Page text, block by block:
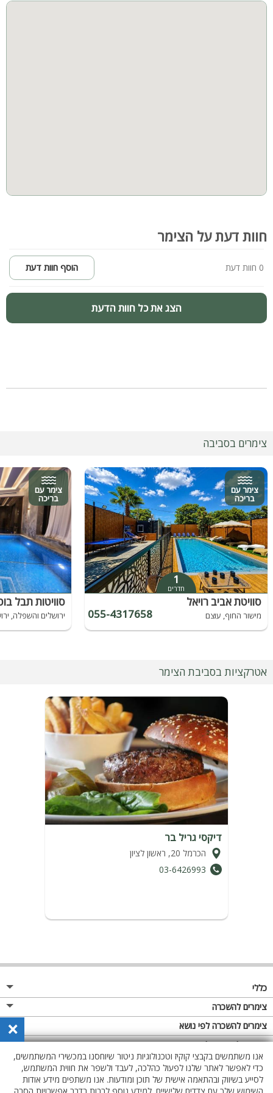
מסורת. הערות: אין אפשרות למוזיקה ומנגל בשבת. אירוח זוגי בלבד.
חוות דעת על הצימר
0 חוות דעת הוסף חוות דעת
הצג את כל חוות הדעת
צימרים בסביבה
צימר עם
בריכה
1
חדרים
סוויטת אביב רויאל
מישור החוף, עוצם 055-4317658
צימר עם
בריכה
סוויטות תבל
ירושלים והשפלה,
אטרקציות בסביבת הצימר
דיקסי גריל בר
הכרמל 20, ראשון לציון
03-6426993
כללי
מגזין
פרסום באתר
תקנון
מדיניות פרטיות
צימרים להשכרה
צימרים בצפון
צימרים במרכז
צימרים בדרום
צימרים באזור החרמון
צימרים להשכרה לפי נושא
צימרים לזוגות
צימרים למשפחות
צימרים לציבור הדתי
צימרים להשכרה לפי אבזור
צימרים עם בריכת שחייה
צימרים עם בריכה מחוממת מקורה
×
אנו משתמשים בקבצי קוקיז וטכנולוגיות ניטור שיוחסנו במכשירי המשתמשים,
כדי לאפשר לאתר שלנו לפעול כהלכה, לעבד ולשפר את חווית המשתמש,
לסייע בשיווק ובהתאמה אישית של תוכן ומודעות. אנו משתפים מידע אודות